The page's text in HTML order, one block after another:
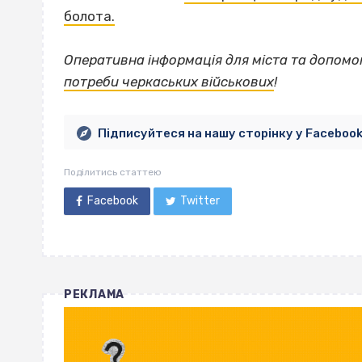
болота.
Оперативна інформація для міста та
потреби черкаських військових!
Підписуйтеся на нашу сторінку у Facebook
Поділитись статтею
Facebook Twitter
РЕКЛАМА